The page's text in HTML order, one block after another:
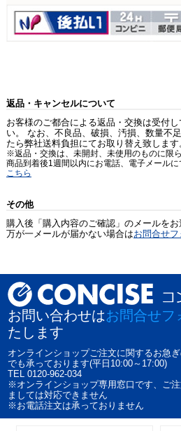
返品・キャンセルについて
お客様のご都合による返品・交換は受付
い。 なお、不良品、破損、汚損、数量不
たら弊社送料負担にてお取り替え致します
※返品・交換は、未開封、未使用のものに限ら
商品到着後1週間以内にお電話、電子メール
こちら
その他
購入後「購入内容のご確認」のメールをお
万が一メールが届かない場合はお問合せフ
お問い合わせはお問合せフ
たします
オンラインショップご注文に関するお急
でも承っております(平日10:00～17:00)
TEL 0120-962-034
※オンラインショップ専用窓口です、ご
ましては対応できません
※お電話注文は承っておりません